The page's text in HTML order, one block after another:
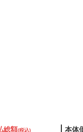
総額(税込) 本体